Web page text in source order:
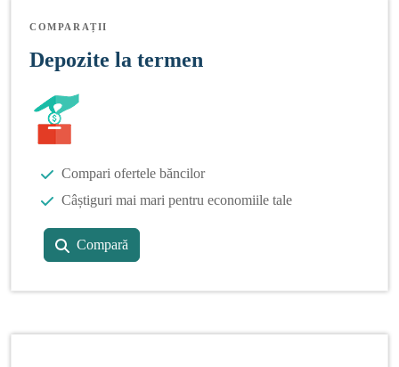
COMPARAȚII
Depozite la termen
Compari ofertele băncilor
Câștiguri mai mari pentru economiile tale
Compară